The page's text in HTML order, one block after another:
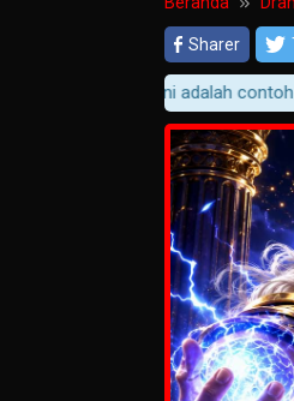
Sharer
Ini adalah contoh